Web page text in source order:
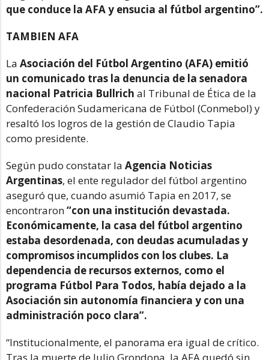
que conduce la AFA y ensucia al fútbol argentino”.
TAMBIEN AFA
La Asociación del Fútbol Argentino (AFA) emitió
un comunicado tras la denuncia de la senadora
nacional Patricia Bullrich al Tribunal de Ética de la
Confederación Sudamericana de Fútbol (Conmebol) y
resaltó los logros de la gestión de Claudio Tapia
como presidente.
Según pudo constatar la Agencia Noticias
Argentinas, el ente regulador del fútbol argentino
aseguró que, cuando asumió Tapia en 2017, se
encontraron“con una institución devastada.
Económicamente, la casa del fútbol argentino
estaba desordenada, con deudas acumuladas y
compromisos incumplidos con los clubes. La
dependencia de recursos externos, como el
programa Fútbol Para Todos, había dejado a la
Asociación sin autonomía financiera y con una
administración poco clara”.
“Institucionalmente, el panorama era igual de crítico.